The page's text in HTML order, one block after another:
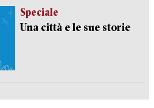
Speciale
Una città e le sue storie